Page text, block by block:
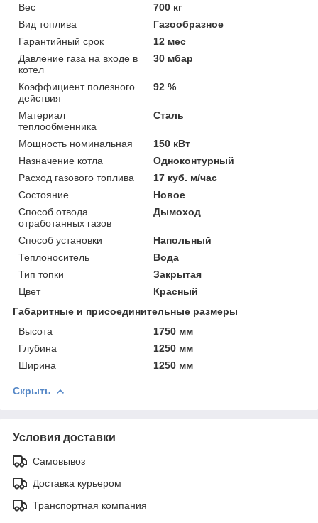
Вес
700 кг
Вид топлива
Газообразное
Гарантийный срок
12 мес
Давление газа на входе в
котел
30 мбар
Коэффициент полезного
действия
92 %
Материал
теплообменника
Сталь
Мощность номинальная
150 кВт
Назначение котла
Одноконтурный
Расход газового топлива
17 куб. м/час
Состояние
Новое
Способ отвода
отработанных газов
Дымоход
Способ установки
Напольный
Теплоноситель
Вода
Тип топки
Закрытая
Цвет
Красный
Габаритные и присоединительные размеры
Высота
1750 мм
Глубина
1250 мм
Ширина
1250 мм
Скрыть
Условия доставки
Самовывоз
Доставка курьером
Транспортная компания